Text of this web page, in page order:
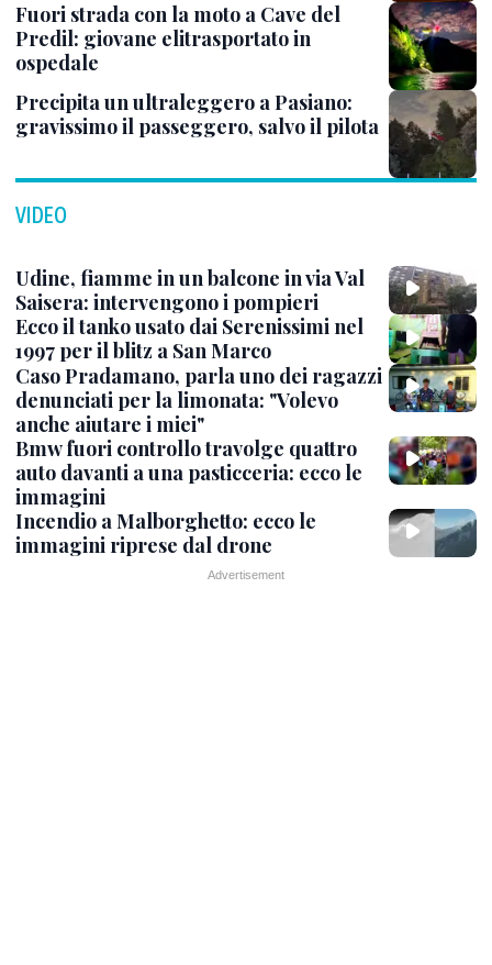
Fuori strada con la moto a Cave del
Predil: giovane elitrasportato in
ospedale
Precipita un ultraleggero a Pasiano:
gravissimo il passeggero, salvo il pilota
VIDEO
Udine, fiamme in un balcone in via Val
Saisera: intervengono i pompieri
Ecco il tanko usato dai Serenissimi nel
1997 per il blitz a San Marco
Caso Pradamano, parla uno dei ragazzi
denunciati per la limonata: "Volevo
anche aiutare i miei"
Bmw fuori controllo travolge quattro
auto davanti a una pasticceria: ecco le
immagini
Incendio a Malborghetto: ecco le
immagini riprese dal drone